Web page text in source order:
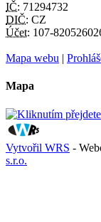
IČ: 71294732
DIČ: CZ
Účet: 107-
Mapa webu |
Mapa
Vytvořil WRS -
s.r.o.